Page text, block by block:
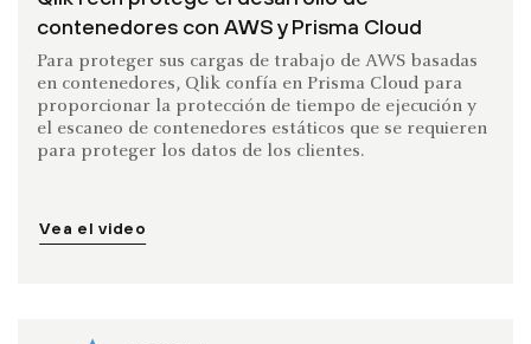
contenedores con AWS y Prisma Cloud
Para proteger sus cargas de trabajo de AWS basadas
en contenedores, Qlik confía en Prisma Cloud para
proporcionar la protección de tiempo de ejecución y
el escaneo de contenedores estáticos que se requieren
para proteger los datos de los clientes.
Vea el video